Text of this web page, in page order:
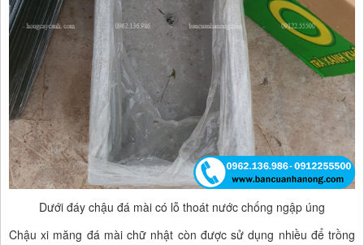
Dưới đáy chậu đá mài có lỗ thoát nước chống ngập úng
Chậu xi măng đá mài chữ nhật còn được sử dụng nhiều để trồng